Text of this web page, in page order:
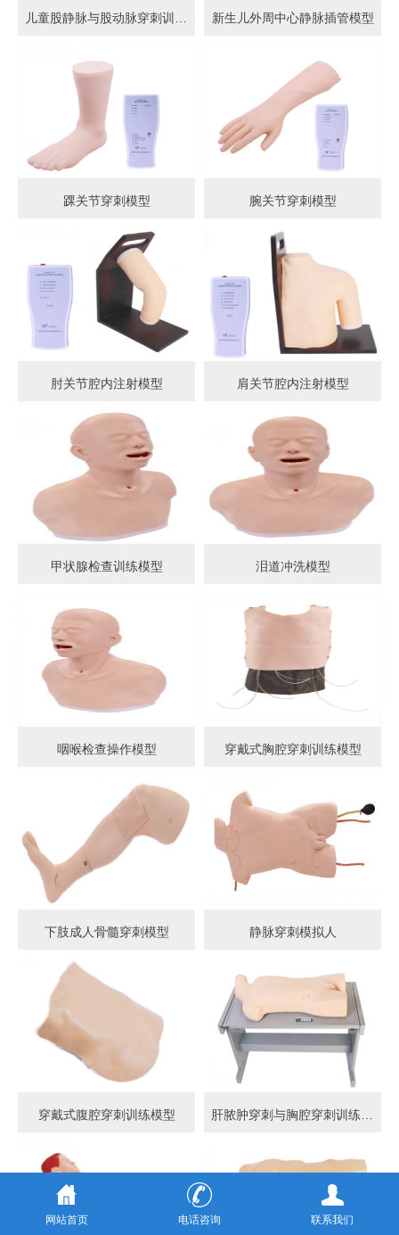
儿童股静脉与股动脉穿刺训练模型 新生儿外周中心静脉插管模型
踝关节穿刺模型 腕关节穿刺模型
肘关节腔内注射模型 肩关节腔内注射模型
甲状腺检查训练模型 泪道冲洗模型
咽喉检查操作模型 穿戴式胸腔穿刺训练模型
下肢成人骨髓穿刺模型 静脉穿刺模拟人
穿戴式腹腔穿刺训练模型
网站首页 电话咨询 联系我们